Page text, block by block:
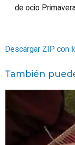
de ocio
Descargar ZIP con
También